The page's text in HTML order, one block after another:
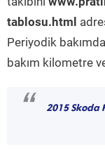
tablosu.html
Periyodik
bakım kilometre
“ 2015 Skoda